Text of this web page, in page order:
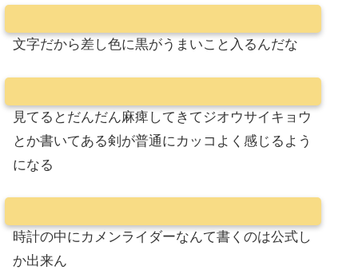
文字だから差し色に黒がうまいこと入るんだな
見てるとだんだん麻痺してきてジオウサイキョウ
とか書いてある剣が普通にカッコよく感じるよう
になる
時計の中にカメンライダーなんて書くのは公式し
か出来ん